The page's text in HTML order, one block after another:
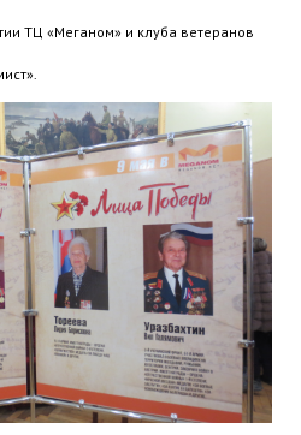
году 2026-2027
ТЦ «Меганом» и клуба ветеранов